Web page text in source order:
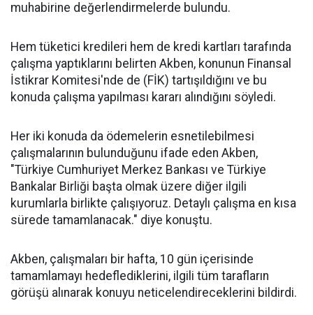
muhabirine değerlendirmelerde bulundu.
Hem tüketici kredileri hem de kredi kartları tarafında
çalışma yaptıklarını belirten Akben, konunun Finansal
İstikrar Komitesi'nde de (FİK) tartışıldığını ve bu
konuda çalışma yapılması kararı alındığını söyledi.
Her iki konuda da ödemelerin esnetilebilmesi
çalışmalarının bulunduğunu ifade eden Akben,
"Türkiye Cumhuriyet Merkez Bankası ve Türkiye
Bankalar Birliği başta olmak üzere diğer ilgili
kurumlarla birlikte çalışıyoruz. Detaylı çalışma en kısa
sürede tamamlanacak." diye konuştu.
Akben, çalışmaları bir hafta, 10 gün içerisinde
tamamlamayı hedeflediklerini, ilgili tüm tarafların
görüşü alınarak konuyu neticelendireceklerini bildirdi.